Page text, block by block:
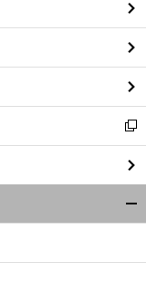
ィ
ン
ド
ウ
で
開
く
新
し
い
ウ
ィ
ン
ウ